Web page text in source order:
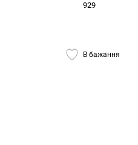
929
В бажання